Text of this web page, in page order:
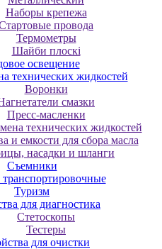
Наборы крепежа
провода
Термометры
Шайби плоскі
освещение
технических жидкостей
Воронки
смазки
Пресс-масленки
технических жидкостей
и емкости для сбора масла
насадки и шланги
Съемники
Туризм
для диагностика
Стетоскопы
Тестеры
для очистки